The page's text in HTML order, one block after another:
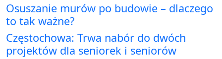
Osuszanie murów po budowie – dlaczego
to tak ważne?
Częstochowa: Trwa nabór do dwóch
projektów dla seniorek i seniorów